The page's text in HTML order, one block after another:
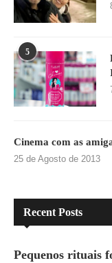
5
Cinema com as
25 de Agosto de 2013
Recent Posts
Pequenos rituais